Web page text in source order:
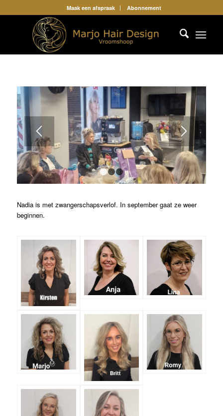
Maak een afspraak Abonnement
1 2 3
Nadia is met zwangerschapsverlof. In september gaat ze weer
beginnen.